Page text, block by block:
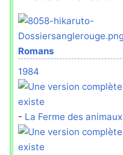
Romans
1984
- La Ferme des animaux